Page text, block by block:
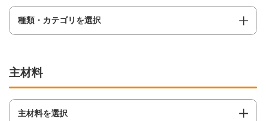
種類・カテゴリを選択
主材料
主材料を選択